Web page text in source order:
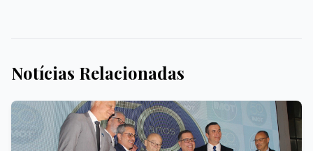
Notícias Relacionadas